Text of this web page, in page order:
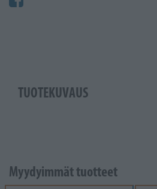
TUOTEKUVAUS
Myydyimmät tuotteet